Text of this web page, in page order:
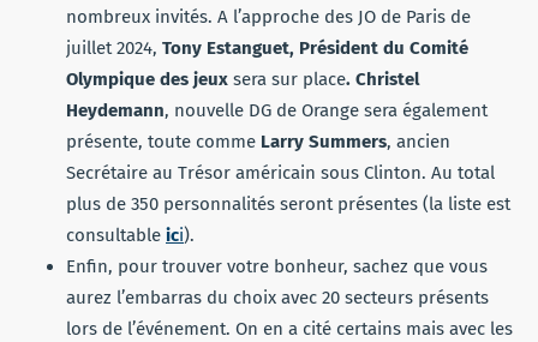
nombreux invités. A l’approche des JO de Paris de
juillet 2024, Tony Estanguet, Président du Comité
Olympique des jeux sera sur place. Christel
Heydemann, nouvelle DG de Orange sera également
présente, toute comme Larry Summers, ancien
Secrétaire au Trésor américain sous Clinton. Au total
plus de 350 personnalités seront présentes (la liste est
consultable ici).
Enfin, pour trouver votre bonheur, sachez que vous
aurez l’embarras du choix avec 20 secteurs présents
lors de l’événement. On en a cité certains mais avec les